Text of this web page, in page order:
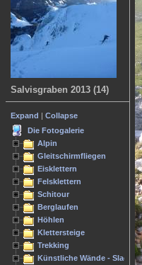
Salvisgraben 2013 (14)
Expand
Collapse
Die Fotogalerie
Alpin
Gleitschirmfliegen
Eisklettern
Felsklettern
Schitour
Berglaufen
Höhlen
Klettersteige
Trekking
Künstliche Wände - Slacken